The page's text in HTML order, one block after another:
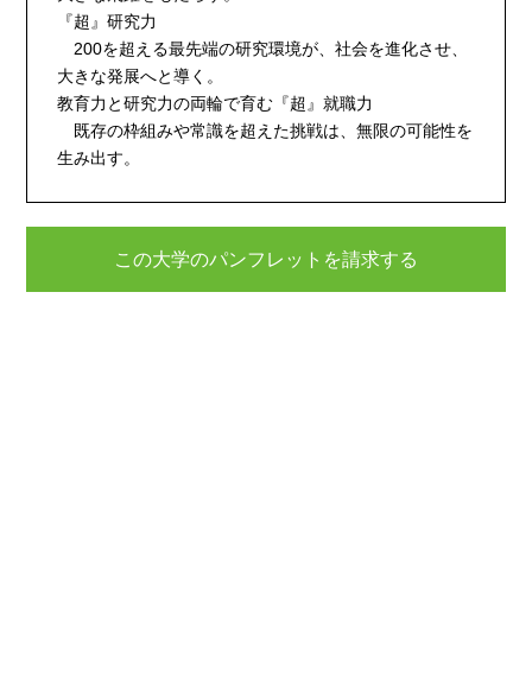
『超』研究力
200を超える最先端の研究環境が、社会を進化させ、
大きな発展へと導く。
教育力と研究力の両輪で育む『超』就職力
既存の枠組みや常識を超えた挑戦は、無限の可能性を
生み出す。
この大学のパンフレットを請求する